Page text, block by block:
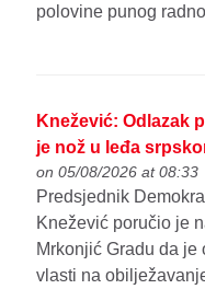
polovine punog
Knežević: Odlazak
je nož u leđa
on 05/08/2026 at 08:33
Predsjednik
Knežević poručio je
Mrkonjić Gradu da
vlasti na